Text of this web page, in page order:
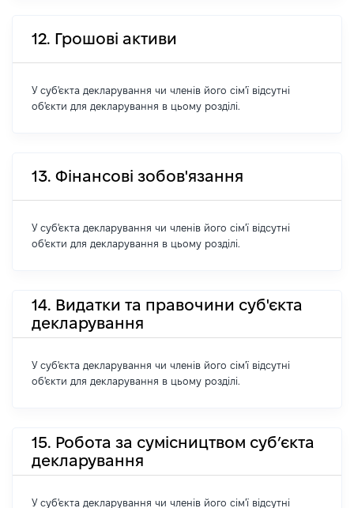
12. Грошові активи
У суб'єкта декларування чи членів його сім'ї відсутні
об'єкти для декларування в цьому розділі.
13. Фінансові зобов'язання
У суб'єкта декларування чи членів його сім'ї відсутні
об'єкти для декларування в цьому розділі.
14. Видатки та правочини суб'єкта
декларування
У суб'єкта декларування чи членів його сім'ї відсутні
об'єкти для декларування в цьому розділі.
15. Робота за сумісництвом суб’єкта
декларування
У суб'єкта декларування чи членів його сім'ї відсутні